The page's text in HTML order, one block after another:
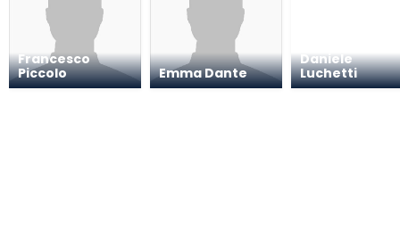
Francesco
Piccolo
Emma Dante
Daniele
Luchetti